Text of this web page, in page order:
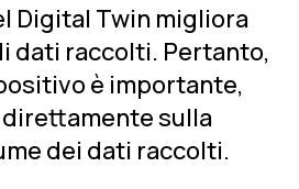
Digital Twin migliora
dati raccolti. Pertanto,
è importante,
sulla
dei dati raccolti.